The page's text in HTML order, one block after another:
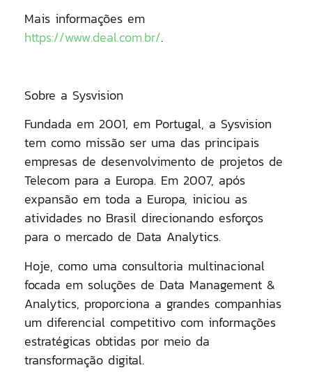
Mais informações em
https://www.deal.com.br/.
Sobre a Sysvision
Fundada em 2001, em Portugal, a Sysvision
tem como missão ser uma das principais
empresas de desenvolvimento de projetos de
Telecom para a Europa. Em 2007, após
expansão em toda a Europa, iniciou as
atividades no Brasil direcionando esforços
para o mercado de Data Analytics.
Hoje, como uma consultoria multinacional
focada em soluções de Data Management &
Analytics, proporciona a grandes companhias
um diferencial competitivo com informações
estratégicas obtidas por meio da
transformação digital.